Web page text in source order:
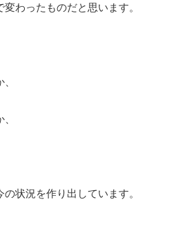
わったものだと思います。
状況を作り出しています。